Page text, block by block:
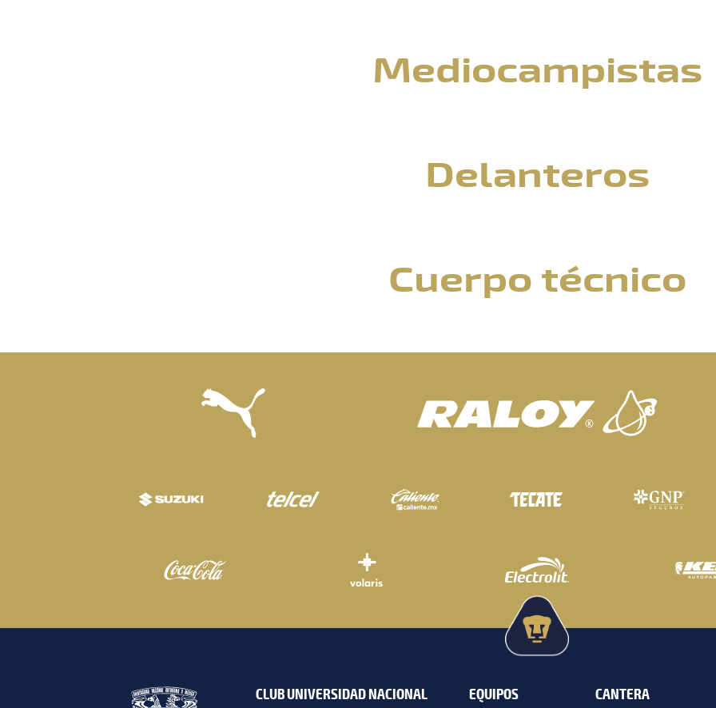
Mediocampistas
Delanteros
Cuerpo técnico
CLUB UNIVERSIDAD NACIONAL EQUIPOS CANTERA